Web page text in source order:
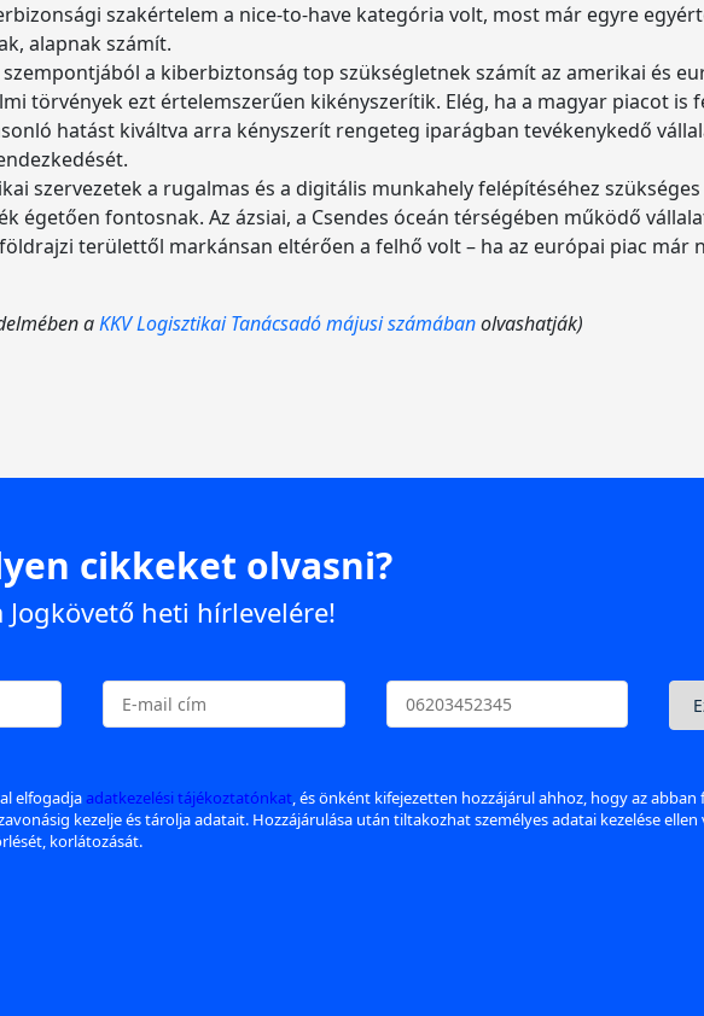
szakértelem a nice-to-have kategória volt, most már egyre
alapnak számít.
a kiberbiztonság top szükségletnek számít az amerikai és
törvények ezt értelemszerűen kikényszerítik. Elég, ha a magyar piacot is
hatást kiváltva arra kényszerít rengeteg iparágban tevékenykedő
szervezetek a rugalmas és a digitális munkahely felépítéséhez
égetően fontosnak. Az ázsiai, a Csendes óceán térségében működő
területtől markánsan eltérően a felhő volt – ha az európai piac már
aKKV Logisztikai Tanácsadó májusi számábanolvashatják)
cikkeket olvasni?
heti hírlevelére!
elfogadjaadatkezelési tájékoztatónkat, és önként kifejezetten hozzájárul ahhoz, hogy az
kezelje és tárolja adatait. Hozzájárulása után tiltakozhat személyes adatai kezelése
korlátozását.